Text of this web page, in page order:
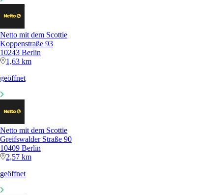
Netto mit dem Scottie
Koppenstraße 93
10243 Berlin
1,63 km
geöffnet
Netto mit dem Scottie
Greifswalder Straße 90
10409 Berlin
2,57 km
geöffnet